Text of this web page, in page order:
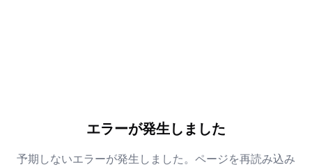
エラーが発生しました
予期しないエラーが発生しました。ページを再読み込み